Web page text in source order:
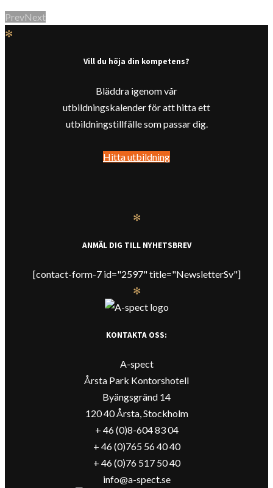
PrevNext
✻
Vill du höja din kompetens?
Bläddra igenom vår
utbildningskalender för att hitta ett
utbildningstillfälle som passar dig.
Hitta utbildning
✻
ANMÄL DIG TILL NYHETSBREV
[contact-form-7 id="2597" title="NewsletterSv"]
✻
KONTAKTA OSS:
A-spect
Årsta Park Kontorshotell
Byängsgränd 14
120 40 Årsta, Stockholm
+ 46 (0)8-604 83 04
+ 46 (0)765 56 40 40
+ 46 (0)76 517 50 40
info@a-spect.se